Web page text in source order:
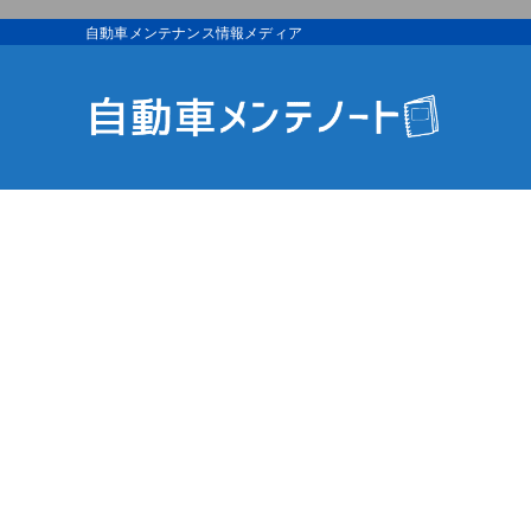
自動車メンテナンス情報メディア